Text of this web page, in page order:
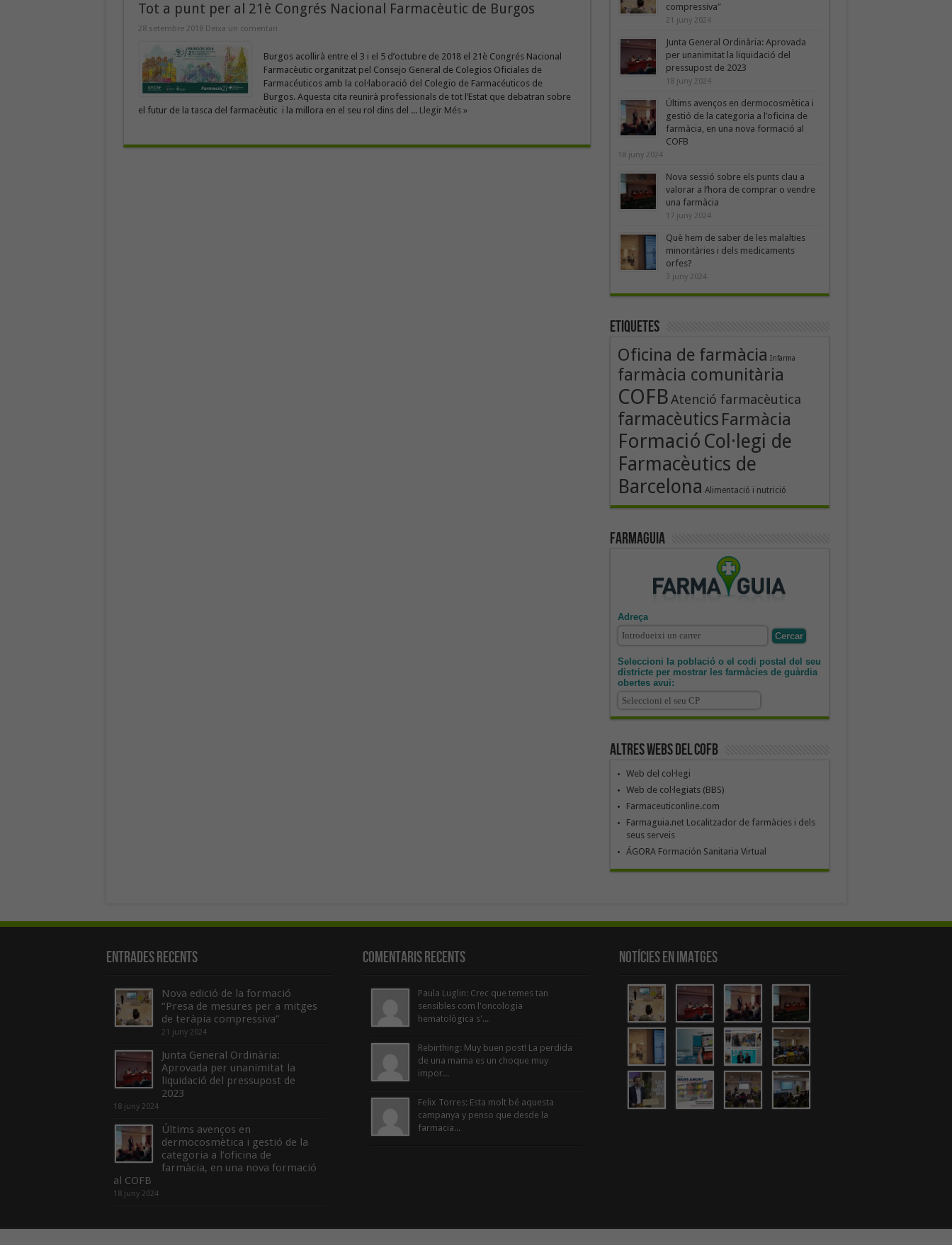
Tot a punt per al 21è Congrés Nacional Farmacèutic de Burgos
28 setembre 2018 Deixa un comentari
Burgos acollirà entre el 3 i el 5 d’octubre de 2018 el 21è Congrés Nacional
Farmacèutic organitzat pel Consejo General de Colegios Oficiales de
Farmacéuticos amb la col·laboració del Colegio de Farmacéuticos de
Burgos. Aquesta cita reunirà professionals de tot l’Estat que debatran sobre
el futur de la tasca del farmacèutic i la millora en el seu rol dins del ... Llegir Més »
compressiva”
21 juny 2024
Junta General Ordinària: Aprovada
per unanimitat la liquidació del
pressupost de 2023
18 juny 2024
Últims avenços en dermocosmètica i
gestió de la categoria a l’oficina de
farmàcia, en una nova formació al
COFB
18 juny 2024
Nova sessió sobre els punts clau a
valorar a l’hora de comprar o vendre
una farmàcia
17 juny 2024
Què hem de saber de les malalties
minoritàries i dels medicaments
orfes?
3 juny 2024
Etiquetes
Oficina de farmàcia Infarma
farmàcia comunitària
COFBAtenció farmacèutica
farmacèutics Farmàcia
Formació Col·legi de
Farmacèutics de
Barcelona Alimentació i nutrició
Farmaguia
Adreça
Seleccioni la població o el codi postal del seu
districte per mostrar les farmàcies de guàrdia
obertes avui:
Altres webs del COFB
Web del col·legi
Web de col·legiats (BBS)
Farmaceuticonline.com
Farmaguia.net Localitzador de farmàcies i dels
seus serveis
ÁGORA Formación Sanitaria Virtual
Entrades recents
Nova edició de la formació
“Presa de mesures per a mitges
de teràpia compressiva”
21 juny 2024
Junta General Ordinària:
Aprovada per unanimitat la
liquidació del pressupost de
2023
18 juny 2024
Últims avenços en
dermocosmètica i gestió de la
categoria a l’oficina de
farmàcia, en una nova formació
al COFB
18 juny 2024
Comentaris Recents
Paula Luglin: Crec que temes tan
sensibles com l'oncologia
hematològica s'...
Rebirthing: Muy buen post! La perdida
de una mama es un choque muy
impor...
Felix Torres: Esta molt bé aquesta
campanya y penso que desde la
farmacia...
Notícies en Imatges